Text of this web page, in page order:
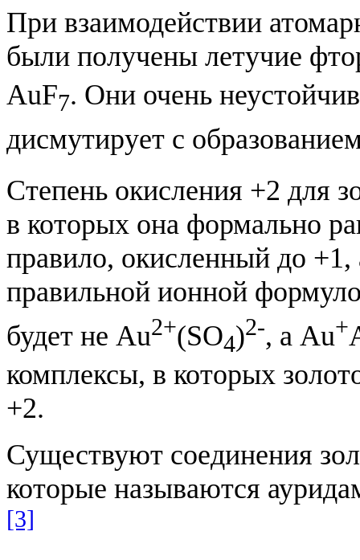
При взаимодействии
были получены летучие
AuF7. Они очень
дисмутирует с
Степень окисления +2 для
в которых она формально
правило, окисленный до
правильной ионной
будет не Au2+(SO4)2-​​, а Au+
комплексы, в которых
+2.
Существуют соединения
которые называются
[3]